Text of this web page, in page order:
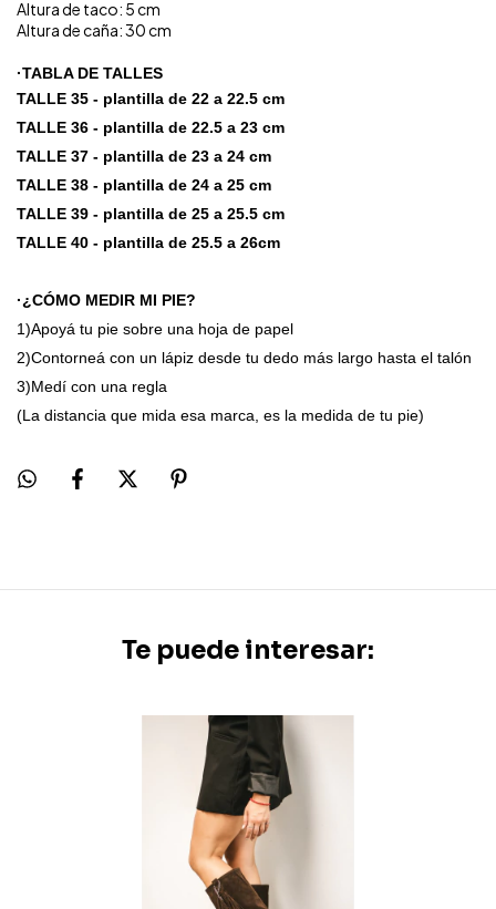
Altura de taco: 5 cm
Altura de caña: 30 cm
·TABLA DE TALLES
TALLE 35 - plantilla de 22 a 22.5 cm
TALLE 36 - plantilla de 22.5 a 23 cm
TALLE 37 - plantilla de 23 a 24 cm
TALLE 38 - plantilla de 24 a 25 cm
TALLE 39 - plantilla de 25 a 25.5 cm
TALLE 40 - plantilla de 25.5 a 26cm
·¿CÓMO MEDIR MI PIE?
1)Apoyá tu pie sobre una hoja de papel
2)Contorneá con un lápiz desde tu dedo más largo hasta el talón
3)Medí con una regla
(La distancia que mida esa marca, es la medida de tu pie)
Te puede interesar: